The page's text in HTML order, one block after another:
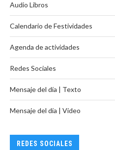
Audio Libros
Calendario de Festividades
Agenda de actividades
Redes Sociales
Mensaje del día | Texto
Mensaje del día | Video
REDES SOCIALES